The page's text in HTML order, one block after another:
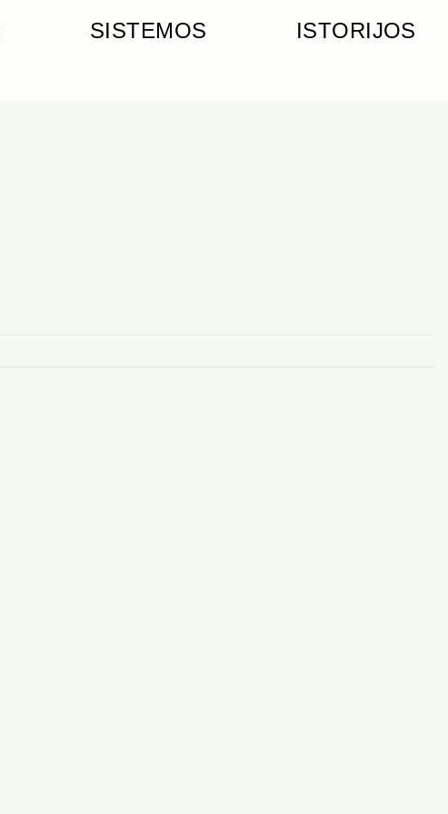
SISTEMOS
ISTORIJOS